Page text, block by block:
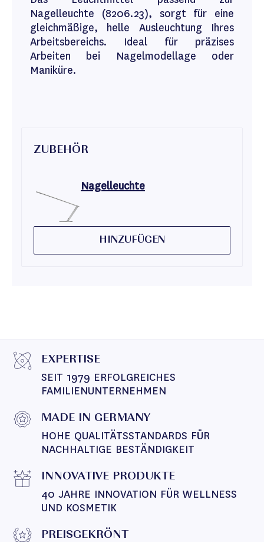
Nagelleuchte (8206.23), sorgt für eine
gleichmäßige, helle Ausleuchtung Ihres
Arbeitsbereichs. Ideal für präzises
Arbeiten bei Nagelmodellage oder
Maniküre.
ZUBEHÖR
Nagelleuchte
HINZUFÜGEN
EXPERTISE
SEIT 1979 ERFOLGREICHES
FAMILIENUNTERNEHMEN
MADE IN GERMANY
HOHE QUALITÄTSSTANDARDS FÜR
NACHHALTIGE BESTÄNDIGKEIT
INNOVATIVE PRODUKTE
40 JAHRE INNOVATION FÜR WELLNESS
UND KOSMETIK
PREISGEKRÖNT